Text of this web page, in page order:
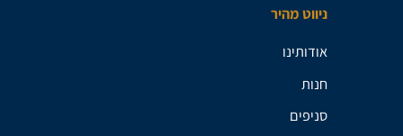
ניווט מהיר
אודותינו
חנות
סניפים